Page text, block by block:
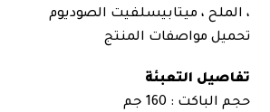
، الملح ، ميتابيسلفيت الصوديوم
تحميل مواصفات المنتج
تفاصيل التعبئة
حجم الباكت : 160 جم